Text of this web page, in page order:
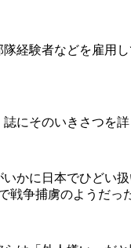
経験者などを雇用
にそのいきさつを詳
に日本でひどい
戦争捕虜のようだっ